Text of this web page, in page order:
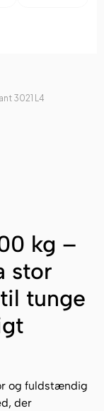
3021 L4
kg –
stor
tunge
og fuldstændig
der